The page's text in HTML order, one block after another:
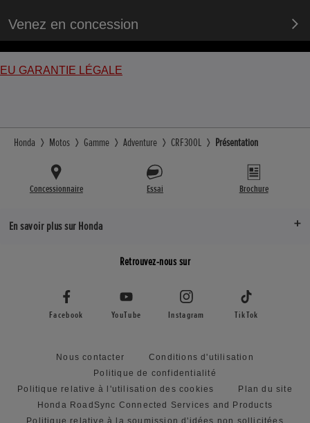
Venez en concession
EU GARANTIE LÉGALE
Honda Motos Gamme Adventure CRF300L Présentation
Concessionnaire Essai Brochure
En savoir plus sur Honda
Retrouvez-nous sur
Facebook YouTube Instagram TikTok
Nous contacter
Conditions d'utilisation
Politique de confidentialité
Politique relative à l'utilisation des cookies
Plan du site
Honda RoadSync Connected Services and Products
Politique relative à la soumission d'idées non sollicitées